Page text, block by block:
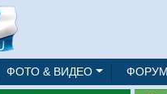
ФОТО & ВИДЕО ФОРУМ